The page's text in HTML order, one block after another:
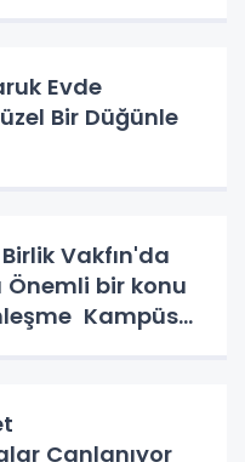
Evde
Bir Düğünle
Vakfın'da
Kampüs
Canlanıyor